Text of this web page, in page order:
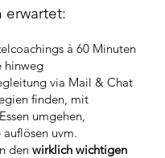
erwartet:
à 60 Minuten
hinweg
via Mail & Chat
finden, mit
umgehen,
auflösen uvm.
den wirklich wichtigen